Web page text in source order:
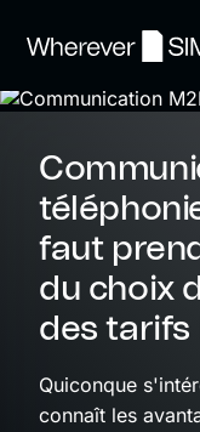
faut
du choix
des tarifs
Quiconque
connaît les